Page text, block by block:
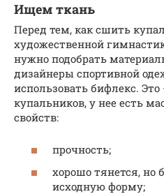
Ищем ткань
Перед тем, как сшить
художественной
нужно подобрать
дизайнеры спортивной
использовать бифлекс.
купальников, у нее есть
свойств:
прочность;
хорошо тянется, но
исходную форму;